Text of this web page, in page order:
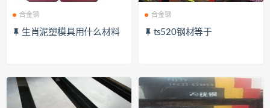
合金钢
生肖泥塑模具用什么材料
合金钢
ts520钢材等于